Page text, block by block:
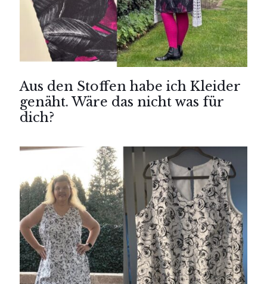
Aus den Stoffen habe ich Kleider
genäht. Wäre das nicht was für
dich?